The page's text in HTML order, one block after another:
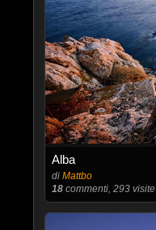
Alba
di Mattbo
18commenti, 293 visite